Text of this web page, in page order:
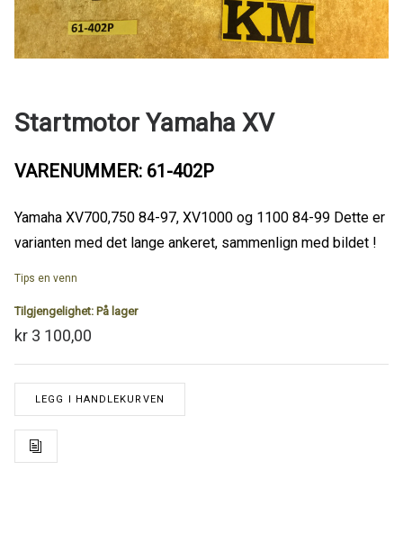
Startmotor Yamaha XV
VARENUMMER: 61-402P
Yamaha XV700,750 84-97, XV1000 og 1100 84-99 Dette er
varianten med det lange ankeret, sammenlign med bildet !
Tips en venn
Tilgjengelighet: På lager
kr 3 100,00
LEGG I HANDLEKURVEN